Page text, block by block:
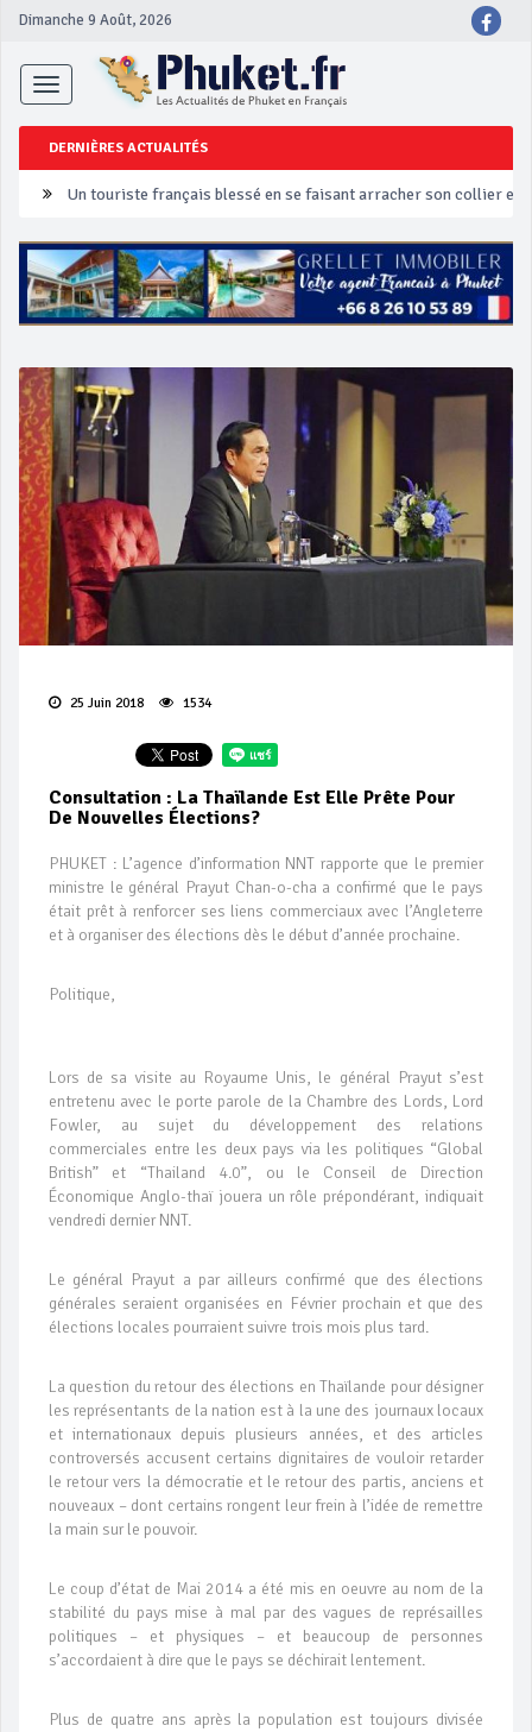
Dimanche 9 Août, 2026
Toggle
navigation
DERNIÈRES ACTUALITÉS
Un touriste français blessé en se faisant arracher son collier en
Phuket Peranakan Festival
‘Phuket Eye’ assurera la sécurité pendant Songkran
Campagne de sécurité routière ‘Seven Days of Danger’ de
25 Juin 2018 1534
Consultation : La Thaïlande Est Elle Prête Pour
De Nouvelles Élections?
PHUKET : L’agence d’information NNT rapporte que le premier
ministre le général Prayut Chan-o-cha a confirmé que le pays
était prêt à renforcer ses liens commerciaux avec l’Angleterre
et à organiser des élections dès le début d’année prochaine.
Politique,
Lors de sa visite au Royaume Unis, le général Prayut s’est
entretenu avec le porte parole de la Chambre des Lords, Lord
Fowler, au sujet du développement des relations
commerciales entre les deux pays via les politiques “Global
British” et “Thailand 4.0”, ou le Conseil de Direction
Économique Anglo-thaï jouera un rôle prépondérant, indiquait
vendredi dernier NNT.
Le général Prayut a par ailleurs confirmé que des élections
générales seraient organisées en Février prochain et que des
élections locales pourraient suivre trois mois plus tard.
La question du retour des élections en Thaïlande pour désigner
les représentants de la nation est à la une des journaux locaux
et internationaux depuis plusieurs années, et des articles
controversés accusent certains dignitaires de vouloir retarder
le retour vers la démocratie et le retour des partis, anciens et
nouveaux – dont certains rongent leur frein à l’idée de remettre
la main sur le pouvoir.
Le coup d’état de Mai 2014 a été mis en oeuvre au nom de la
stabilité du pays mise à mal par des vagues de représailles
politiques – et physiques – et beaucoup de personnes
s’accordaient à dire que le pays se déchirait lentement.
Plus de quatre ans après la population est toujours divisée